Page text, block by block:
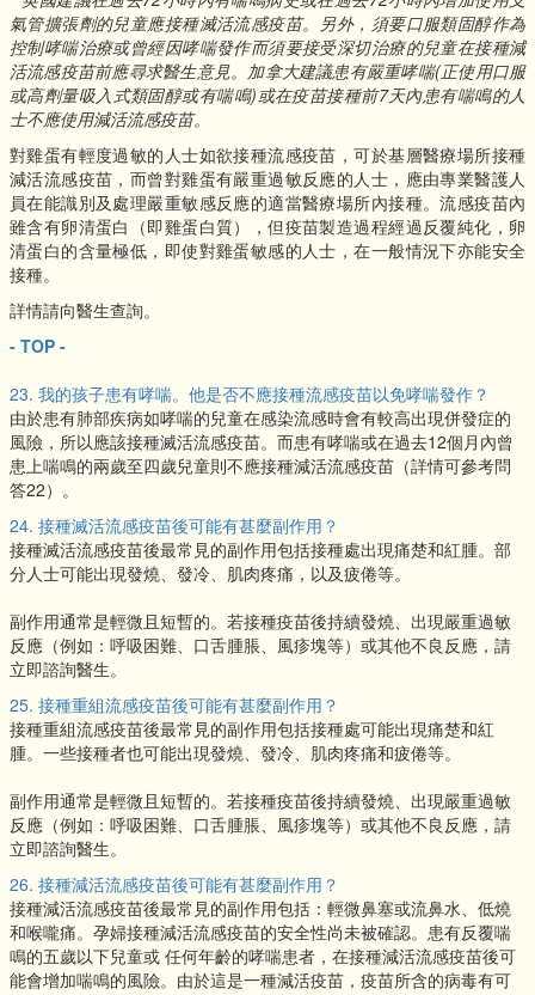
氣管擴張劑的兒童應接種滅活流感疫苗。另外，須要口服類固醇作為
控制哮喘治療或曾經因哮喘發作而須要接受深切治療的兒童在接種減
活流感疫苗前應尋求醫生意見。加拿大建議患有嚴重哮喘(正使用口服
或高劑量吸入式類固醇或有喘鳴)或在疫苗接種前7天內患有喘鳴的人
士不應使用減活流感疫苗。
對雞蛋有輕度過敏的人士如欲接種流感疫苗，可於基層醫療場所接種
減活流感疫苗，而曾對雞蛋有嚴重過敏反應的人士，應由專業醫護人
員在能識別及處理嚴重敏感反應的適當醫療場所內接種。流感疫苗內
雖含有卵清蛋白（即雞蛋白質），但疫苗製造過程經過反覆純化，卵
清蛋白的含量極低，即使對雞蛋敏感的人士，在一般情況下亦能安全
接種。
詳情請向醫生查詢。
- TOP -
23. 我的孩子患有哮喘。他是否不應接種流感疫苗以免哮喘發作？
由於患有肺部疾病如哮喘的兒童在感染流感時會有較高出現併發症的
風險，所以應該接種滅活流感疫苗。而患有哮喘或在過去12個月內曾
患上喘鳴的兩歲至四歲兒童則不應接種減活流感疫苗（詳情可參考問
答22）。
24. 接種滅活流感疫苗後可能有甚麼副作用？
接種滅活流感疫苗後最常見的副作用包括接種處出現痛楚和紅腫。部
分人士可能出現發燒、發冷、肌肉疼痛，以及疲倦等。
副作用通常是輕微且短暫的。若接種疫苗後持續發燒、出現嚴重過敏
反應（例如：呼吸困難、口舌腫脹、風疹塊等）或其他不良反應，請
立即諮詢醫生。
25. 接種重組流感疫苗後可能有甚麼副作用？
接種重組流感疫苗後最常見的副作用包括接種處可能出現痛楚和紅
腫。一些接種者也可能出現發燒、發冷、肌肉疼痛和疲倦等。
副作用通常是輕微且短暫的。若接種疫苗後持續發燒、出現嚴重過敏
反應（例如：呼吸困難、口舌腫脹、風疹塊等）或其他不良反應，請
立即諮詢醫生。
26. 接種減活流感疫苗後可能有甚麼副作用？
接種減活流感疫苗後最常見的副作用包括：輕微鼻塞或流鼻水、低燒
和喉嚨痛。孕婦接種減活流感疫苗的安全性尚未被確認。患有反覆喘
鳴的五歲以下兒童或 任何年齡的哮喘患者，在接種減活流感疫苗後可
能會增加喘鳴的風險。由於這是一種減活疫苗，疫苗所含的病毒有可